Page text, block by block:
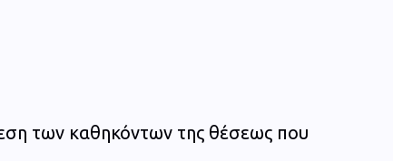
των καθηκόντων της θέσεως που